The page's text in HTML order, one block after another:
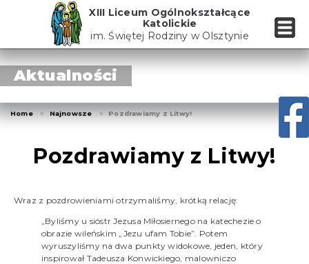
XIII Liceum Ogólnokształcące
Katolickie
im. Świętej Rodziny w Olsztynie
Aktualności
Home Najnowsze Pozdrawiamy z Litwy!
Pozdrawiamy z Litwy!
Wraz z pozdrowieniami otrzymaliśmy, krótką relację:
„Byliśmy u sióstr Jezusa Miłosiernego na katechezie o
obrazie wileńskim „Jezu ufam Tobie”. Potem
wyruszyliśmy na dwa punkty widokowe, jeden, który
inspirował Tadeusza Konwickiego, malowniczo